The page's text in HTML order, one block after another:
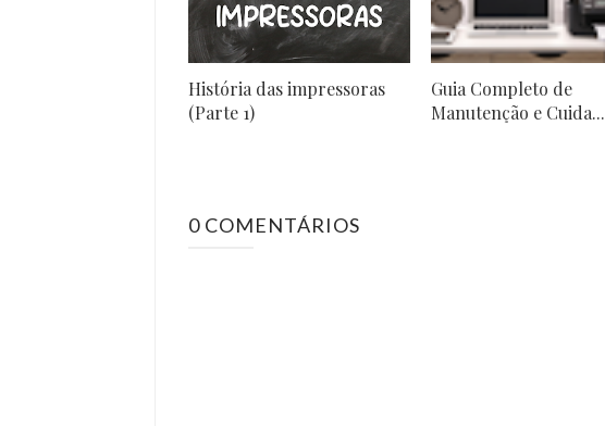
História das impressoras
(Parte 1)
Guia Completo de
Manutenção e Cuida...
0 COMENTÁRIOS